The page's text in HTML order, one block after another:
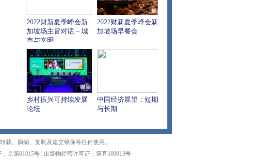
2022财新夏季峰会新
加坡场主旨对话 – 城
市与文明
2022财新夏季峰会新
加坡场早餐会
乡村振兴可持续发展
论坛
中国经济展望：短期
与长期
、摘编、复制及建立镜像等任何使用。
京第01015号| 出版物经营许可证：第直100013号